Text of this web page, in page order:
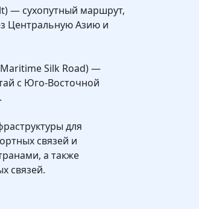
— сухопутный маршрут,
Центральную Азию и
Silk Road) —
с Юго-Восточной
для
связей и
а также
связей.